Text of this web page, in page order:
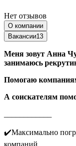
Нет отзывов
О компании
Вакансии13
Меня зовут Анна
занимаюсь
Помогаю
А соискателям
✔️Максимально
компаний